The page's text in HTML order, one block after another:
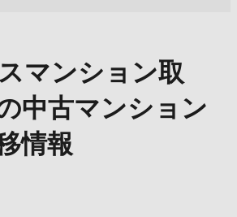
マンション取
中古マンション
情報